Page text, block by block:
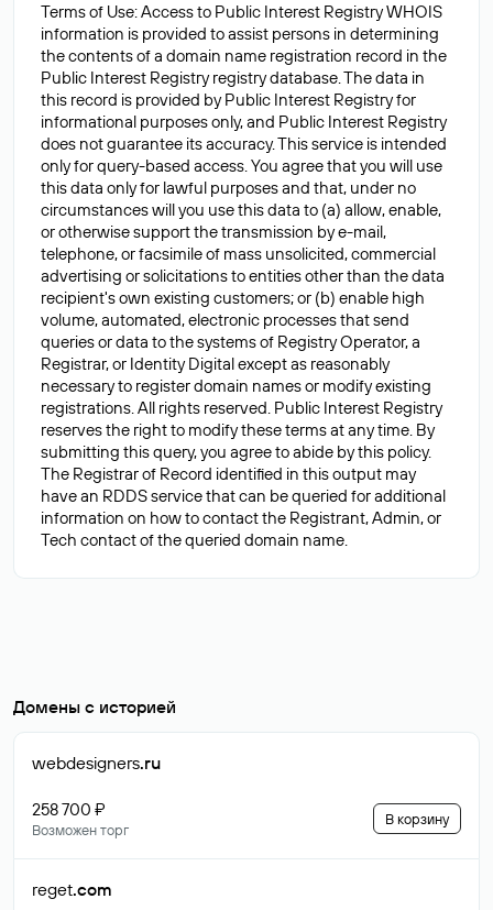
Terms of Use: Access to Public Interest Registry WHOIS
information is provided to assist persons in determining
the contents of a domain name registration record in the
Public Interest Registry registry database. The data in
this record is provided by Public Interest Registry for
informational purposes only, and Public Interest Registry
does not guarantee its accuracy. This service is intended
only for query-based access. You agree that you will use
this data only for lawful purposes and that, under no
circumstances will you use this data to (a) allow, enable,
or otherwise support the transmission by e-mail,
telephone, or facsimile of mass unsolicited, commercial
advertising or solicitations to entities other than the data
recipient's own existing customers; or (b) enable high
volume, automated, electronic processes that send
queries or data to the systems of Registry Operator, a
Registrar, or Identity Digital except as reasonably
necessary to register domain names or modify existing
registrations. All rights reserved. Public Interest Registry
reserves the right to modify these terms at any time. By
submitting this query, you agree to abide by this policy.
The Registrar of Record identified in this output may
have an RDDS service that can be queried for additional
information on how to contact the Registrant, Admin, or
Домены с историей
webdesigners.ru
258 700 ₽
Возможен торг
В корзину
reget.com